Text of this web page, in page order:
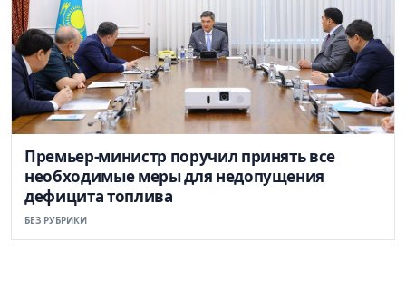
Премьер-министр поручил принять все
необходимые меры для недопущения
дефицита топлива
БЕЗ РУБРИКИ